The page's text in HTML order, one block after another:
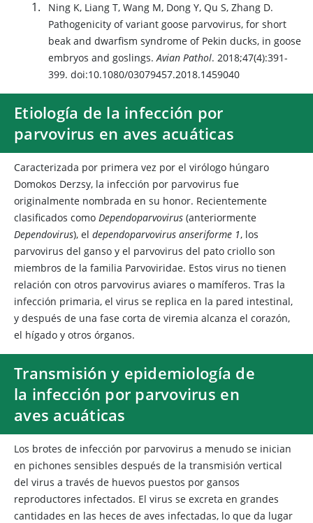
Ning K, Liang T, Wang M, Dong Y, Qu S, Zhang D.
Pathogenicity of variant goose parvovirus, for short
beak and dwarfism syndrome of Pekin ducks, in goose
embryos and goslings.Avian Pathol. 2018;47(4):391-
399. doi:10.1080/03079457.2018.1459040
Etiología de la infección por
parvovirus en aves acuáticas
Caracterizada por primera vez por el virólogo húngaro
Domokos Derzsy, la infección por parvovirus fue
originalmente nombrada en su honor. Recientemente
clasificados como Dependoparvovirus (anteriormente
Dependovirus), el dependoparvovirus anseriforme 1, los
parvovirus del ganso y el parvovirus del pato criollo son
miembros de la familia Parvoviridae. Estos virus no tienen
relación con otros parvovirus aviares o mamíferos. Tras la
infección primaria, el virus se replica en la pared intestinal,
y después de una fase corta de viremia alcanza el corazón,
el hígado y otros órganos.
Transmisión y epidemiología de
la infección por parvovirus en
aves acuáticas
Los brotes de infección por parvovirus a menudo se inician
en pichones sensibles después de la transmisión vertical
del virus a través de huevos puestos por gansos
reproductores infectados. El virus se excreta en grandes
cantidades en las heces de aves infectadas, lo que da lugar